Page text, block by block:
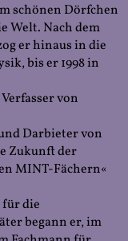
schönen Dörfchen
Welt. Nach dem
er hinaus in die
bis er 1998 in
von
Darbieter von
Zukunft der
MINT-Fächern«
für die
begann er, im